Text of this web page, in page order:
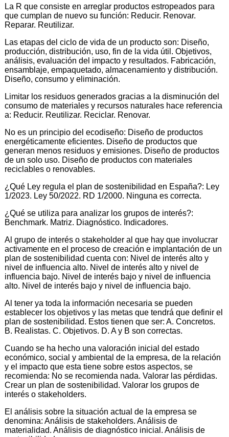
La R que consiste en arreglar productos estropeados para
que cumplan de nuevo su función: Reducir. Renovar.
Reparar. Reutilizar.
Las etapas del ciclo de vida de un producto son: Diseño,
producción, distribución, uso, fin de la vida útil. Objetivos,
análisis, evaluación del impacto y resultados. Fabricación,
ensamblaje, empaquetado, almacenamiento y distribución.
Diseño, consumo y eliminación.
Limitar los residuos generados gracias a la disminución del
consumo de materiales y recursos naturales hace referencia
a: Reducir. Reutilizar. Reciclar. Renovar.
No es un principio del ecodiseño: Diseño de productos
energéticamente eficientes. Diseño de productos que
generan menos residuos y emisiones. Diseño de productos
de un solo uso. Diseño de productos con materiales
reciclables o renovables.
¿Qué Ley regula el plan de sostenibilidad en España?: Ley
1/2023. Ley 50/2022. RD 1/2000. Ninguna es correcta.
¿Qué se utiliza para analizar los grupos de interés?:
Benchmark. Matriz. Diagnóstico. Indicadores.
Al grupo de interés o stakeholder al que hay que involucrar
activamente en el proceso de creación e implantación de un
plan de sostenibilidad cuenta con: Nivel de interés alto y
nivel de influencia alto. Nivel de interés alto y nivel de
influencia bajo. Nivel de interés bajo y nivel de influencia
alto. Nivel de interés bajo y nivel de influencia bajo.
Al tener ya toda la información necesaria se pueden
establecer los objetivos y las metas que tendrá que definir el
plan de sostenibilidad. Estos tienen que ser: A. Concretos.
B. Realistas. C. Objetivos. D. A y B son correctas.
Cuando se ha hecho una valoración inicial del estado
económico, social y ambiental de la empresa, de la relación
y el impacto que esta tiene sobre estos aspectos, se
recomienda: No se recomienda nada. Valorar las pérdidas.
Crear un plan de sostenibilidad. Valorar los grupos de
interés o stakeholders.
El análisis sobre la situación actual de la empresa se
denomina: Análisis de stakeholders. Análisis de
materialidad. Análisis de diagnóstico inicial. Análisis de